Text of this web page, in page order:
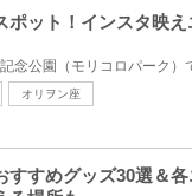
ポット！インスタ映
オリヲン座
すすめグッズ30選＆